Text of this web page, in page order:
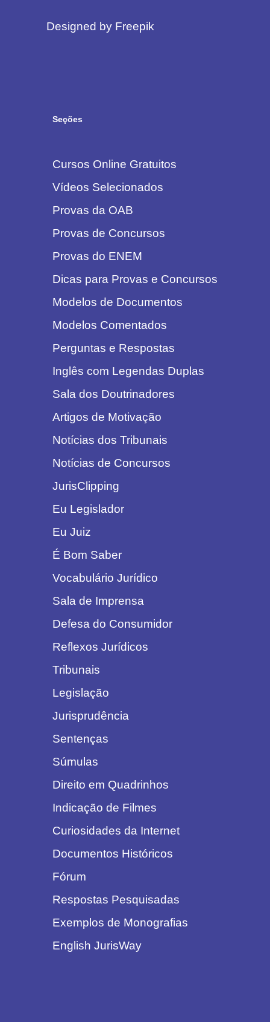
Designed by Freepik
Seções
Cursos Online Gratuitos
Vídeos Selecionados
Provas da OAB
Provas de Concursos
Provas do ENEM
Dicas para Provas e Concursos
Modelos de Documentos
Modelos Comentados
Perguntas e Respostas
Inglês com Legendas Duplas
Sala dos Doutrinadores
Artigos de Motivação
Notícias dos Tribunais
Notícias de Concursos
JurisClipping
Eu Legislador
Eu Juiz
É Bom Saber
Vocabulário Jurídico
Sala de Imprensa
Defesa do Consumidor
Reflexos Jurídicos
Tribunais
Legislação
Jurisprudência
Sentenças
Súmulas
Direito em Quadrinhos
Indicação de Filmes
Curiosidades da Internet
Documentos Históricos
Fórum
Respostas Pesquisadas
Exemplos de Monografias
English JurisWay